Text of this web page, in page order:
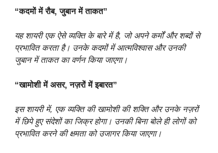
“कदमों में रौब, जुबान में ताकत”
यह शायरी एक ऐसे व्यक्ति के बारे में है, जो अपने कर्मों और शब्दों से
प्रभावित करता है। उनके कदमों में आत्मविश्वास और उनकी
जुबान में ताकत का वर्णन किया जाएगा।
“खामोशी में असर, नज़रों में इबारत”
इस शायरी में, एक व्यक्ति की खामोशी की शक्ति और उनके नज़रों
में छिपे हुए संदेशों का जिक्र होगा। उनकी बिना बोले ही लोगों को
प्रभावित करने की क्षमता को उजागर किया जाएगा।